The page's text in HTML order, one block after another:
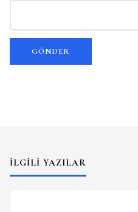
İLGILI YAZILAR